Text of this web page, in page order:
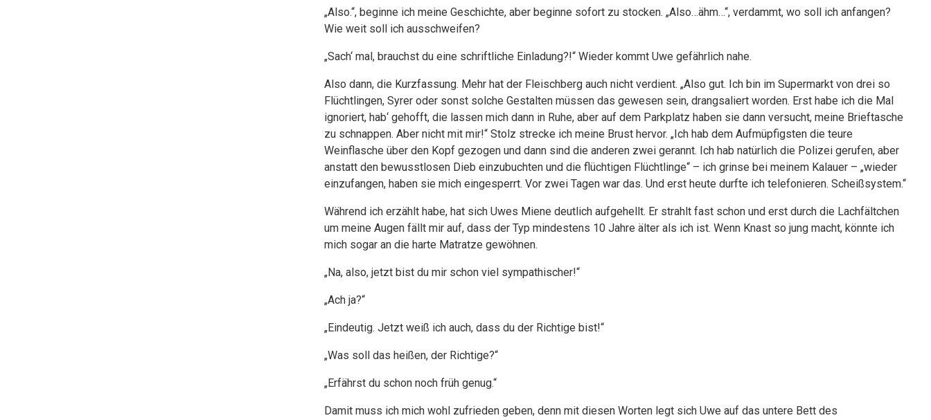
„Also.“, beginne ich meine Geschichte, aber beginne sofort zu stocken. „Also…ähm…“, verdammt, wo soll ich anfangen?
Wie weit soll ich ausschweifen?
„Sach‘ mal, brauchst du eine schriftliche Einladung?!“ Wieder kommt Uwe gefährlich nahe.
Also dann, die Kurzfassung. Mehr hat der Fleischberg auch nicht verdient. „Also gut. Ich bin im Supermarkt von drei so
Flüchtlingen, Syrer oder sonst solche Gestalten müssen das gewesen sein, drangsaliert worden. Erst habe ich die Mal
ignoriert, hab‘ gehofft, die lassen mich dann in Ruhe, aber auf dem Parkplatz haben sie dann versucht, meine Brieftasche
zu schnappen. Aber nicht mit mir!“ Stolz strecke ich meine Brust hervor. „Ich hab dem Aufmüpfigsten die teure
Weinflasche über den Kopf gezogen und dann sind die anderen zwei gerannt. Ich hab natürlich die Polizei gerufen, aber
anstatt den bewusstlosen Dieb einzubuchten und die flüchtigen Flüchtlinge“ – ich grinse bei meinem Kalauer – „wieder
einzufangen, haben sie mich eingesperrt. Vor zwei Tagen war das. Und erst heute durfte ich telefonieren. Scheißsystem.“
Während ich erzählt habe, hat sich Uwes Miene deutlich aufgehellt. Er strahlt fast schon und erst durch die Lachfältchen
um meine Augen fällt mir auf, dass der Typ mindestens 10 Jahre älter als ich ist. Wenn Knast so jung macht, könnte ich
mich sogar an die harte Matratze gewöhnen.
„Na, also, jetzt bist du mir schon viel sympathischer!“
„Ach ja?“
„Eindeutig. Jetzt weiß ich auch, dass du der Richtige bist!“
„Was soll das heißen, der Richtige?“
„Erfährst du schon noch früh genug.“
Damit muss ich mich wohl zufrieden geben, denn mit diesen Worten legt sich Uwe auf das untere Bett des